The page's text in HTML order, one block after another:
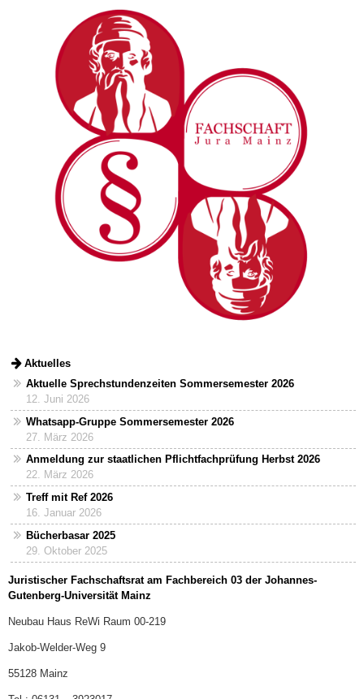
Aktuelles
Aktuelle Sprechstundenzeiten Sommersemester 2026
12. Juni 2026
Whatsapp-Gruppe Sommersemester 2026
27. März 2026
Anmeldung zur staatlichen Pflichtfachprüfung Herbst 2026
22. März 2026
Treff mit Ref 2026
16. Januar 2026
Bücherbasar 2025
29. Oktober 2025
Juristischer Fachschaftsrat am Fachbereich 03 der Johannes-
Gutenberg-Universität Mainz
Neubau Haus ReWi Raum 00-219
Jakob-Welder-Weg 9
55128 Mainz